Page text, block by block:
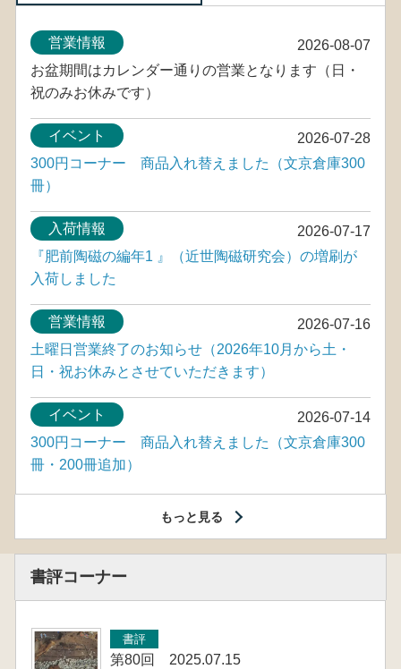
2026-08-07
営業情報
お盆期間はカレンダー通りの営業となります（日・
祝のみお休みです）
2026-07-28
イベント
300円コーナー 商品入れ替えました（文京倉庫300
冊）
2026-07-17
入荷情報
『肥前陶磁の編年1 』（近世陶磁研究会）の増刷が
入荷しました
2026-07-16
営業情報
土曜日営業終了のお知らせ（2026年10月から土・
日・祝お休みとさせていただきます）
2026-07-14
イベント
300円コーナー 商品入れ替えました（文京倉庫300
冊・200冊追加）
もっと見る
書評コーナー
書評
第80回 2025.07.15